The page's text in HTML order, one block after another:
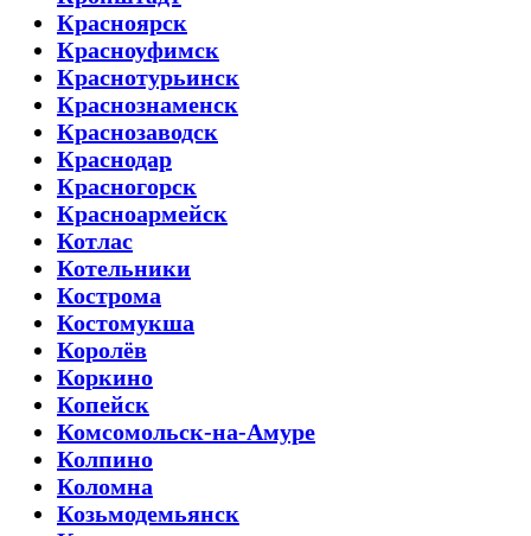
Красноярск
Красноуфимск
Краснотурьинск
Краснознаменск
Краснозаводск
Краснодар
Красногорск
Красноармейск
Котлас
Котельники
Кострома
Костомукша
Королёв
Коркино
Копейск
Комсомольск-на-Амуре
Колпино
Коломна
Козьмодемьянск